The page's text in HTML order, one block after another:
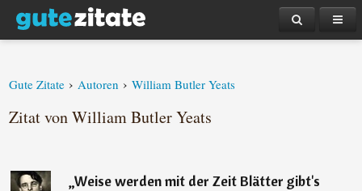
Gute Zitate › Autoren › William Butler Yeats
Zitat von William Butler Yeats
„Weise werden mit der Zeit Blätter gibt's